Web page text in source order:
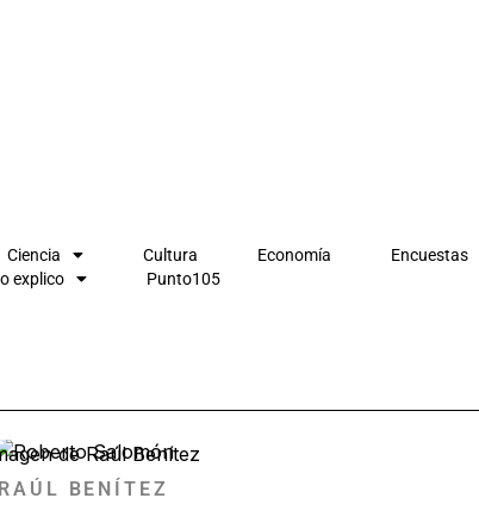
Ciencia Cultura Economía
Encuestas
explico
Punto105
RAÚL BENÍTEZ